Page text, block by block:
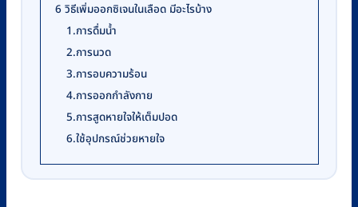
6 วิธีเพิ่มออกซิเจนในเลือด มีอะไรบ้าง
1.การดื่มน้ำ
2.การนวด
3.การอบความร้อน
4.การออกกำลังกาย
5.การสูดหายใจให้เต็มปอด
6.ใช้อุปกรณ์ช่วยหายใจ